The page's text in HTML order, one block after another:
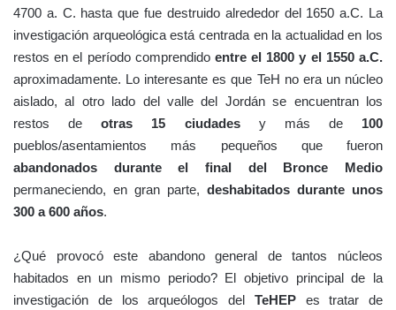
4700 a. C. hasta que fue destruido alrededor del 1650 a.C. La
investigación arqueológica está centrada en la actualidad en los
restos en el período comprendidoentre el 1800 y el 1550 a.C.
aproximadamente. Lo interesante es que TeH no era un núcleo
aislado, al otro lado del valle del Jordán se encuentran los
restos deotras 15 ciudadesy más de 100
pueblos/asentamientos más pequeños que fueron
abandonados durante el final del Bronce Medio
permaneciendo, en gran parte, deshabitados durante unos
300 a 600 años.
¿Qué provocó este abandono general de tantos núcleos
habitados en un mismo periodo? El objetivo principal de la
investigación de los arqueólogos del TeHEPes tratar de